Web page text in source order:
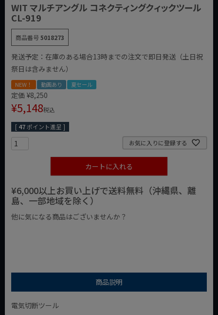
WIT マルチアングル コネクティングクィックツール
CL-919
商品番号5018273
発送予定：在庫のある場合13時までの注文で即日発送（土日祝
祭日は含みません）
NEW！ 動画あり 夏セール
定価 ¥8,250
¥5,148税込
[ 47ポイント進呈 ]
お気に入りに登録する
カートに入れる
¥6,000以上お買い上げで送料無料（沖縄県、離
島、一部地域を除く）
他に気になる商品はございませんか？
商品説明
電気切断ツール